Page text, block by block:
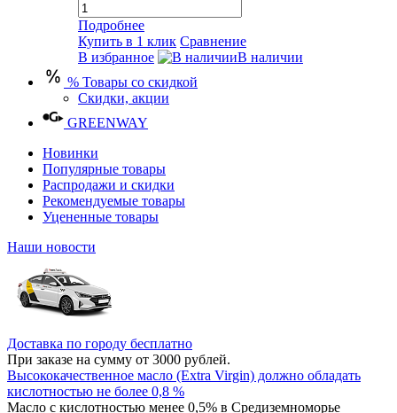
Подробнее
Купить в 1 клик Сравнение
В избранное
В наличии
% Товары со скидкой
Скидки, акции
GREENWAY
Новинки
Популярные товары
Распродажи и скидки
Рекомендуемые товары
Уцененные товары
Наши новости
Доставка по городу бесплатно
При заказе на сумму от 3000 рублей.
Высококачественное масло (Extra Virgin) должно обладать
кислотностью не более 0,8 %
Масло с кислотностью менее 0,5% в Средиземноморье